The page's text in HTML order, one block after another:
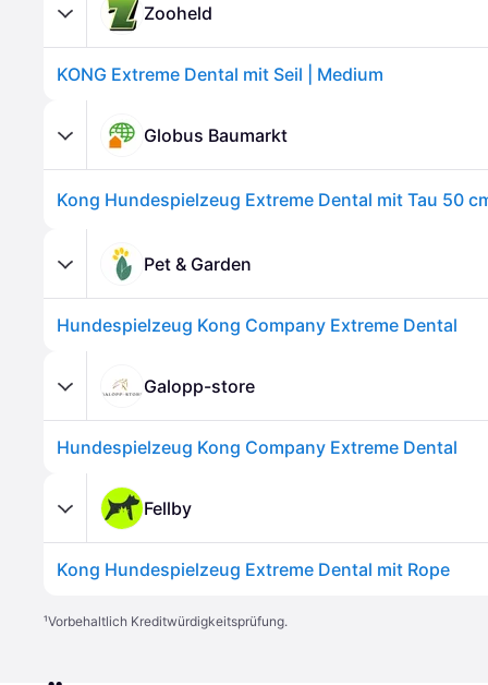
Zooheld
KONG Extreme Dental mit Seil | Medium
Globus Baumarkt
Kong Hundespielzeug Extreme Dental mit Tau 50
Pet & Garden
Hundespielzeug Kong Company Extreme Dental
Galopp-store
Hundespielzeug Kong Company Extreme Dental
Fellby
Kong Hundespielzeug Extreme Dental mit Rope
¹Vorbehaltlich Kreditwürdigkeitsprüfung.